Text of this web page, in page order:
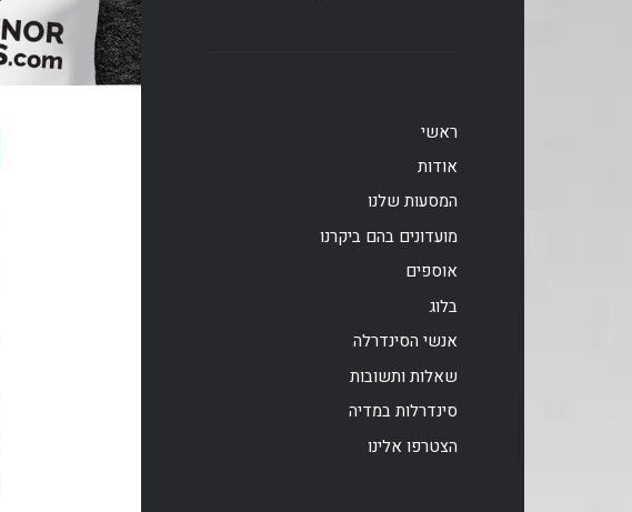
ראשי
אודות
המסעות שלנו
מועדונים בהם ביקרנו
אוספים
בלוג
אנשי הסינדרלה
שאלות ותשובות
סינדרלות במדיה
הצטרפו אלינו